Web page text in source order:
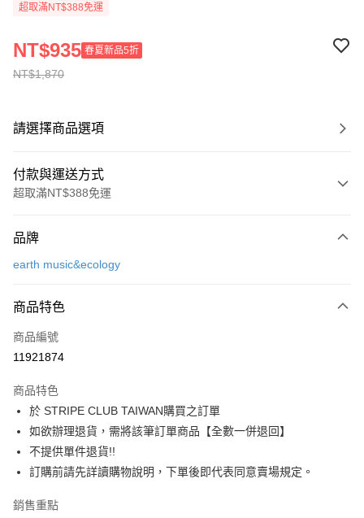
超取滿NT$388免運
NT$1,870
NT$935 春夏新品5折
請選擇商品選項
付款與運送方式
超取滿NT$388免運
信用卡一次付款
3 期 0 利率 每期
合作金庫商業銀行
上海商業儲蓄銀行
臺灣中小企業銀行
匯豐（台灣）商業銀行
華泰商業銀行
聯邦商業銀行
遠東國際商業銀行
元大商業銀行
玉山商業銀行
星展（台灣）商業銀行
台灣樂天信用卡公司
超商取貨付款
LINE Pay
Apple Pay
街口支付
悠遊付
大哥付你分期
品牌
earth music&ecology
商品特色
商品編號
11921874
商品特色
於 STRIPE CLUB TAIWAN購買之訂單
如欲辦理退貨，需將該筆訂單商品【全數一併退回】
不提供單件退貨!!
訂購前請先詳讀購物說明，下單後即代表同意賣場規定。
銷售重點